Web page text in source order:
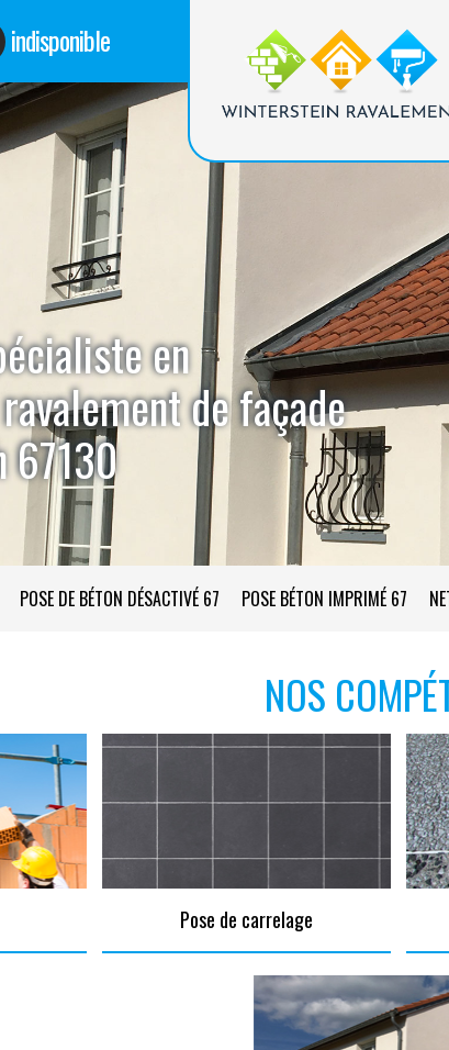
indisponible
en
de façade
67130
POSE DE BÉTON DÉSACTIVÉ 67 POSE BÉTON IMPRIMÉ 67
NOS
Pose de carrelage